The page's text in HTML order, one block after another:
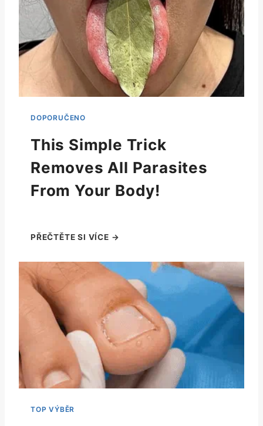
This Simple Trick
Removes All Parasites
From Your Body!